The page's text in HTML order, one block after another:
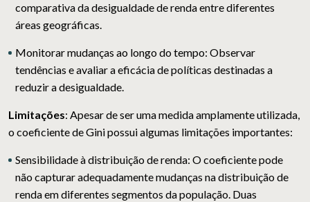
comparativa da desigualdade de renda entre diferentes
áreas geográficas.
Monitorar mudanças ao longo do tempo: Observar
tendências e avaliar a eficácia de políticas destinadas a
reduzir a desigualdade.
Limitações: Apesar de ser uma medida amplamente utilizada,
o coeficiente de Gini possui algumas limitações importantes:
Sensibilidade à distribuição de renda: O coeficiente pode
não capturar adequadamente mudanças na distribuição de
renda em diferentes segmentos da população. Duas